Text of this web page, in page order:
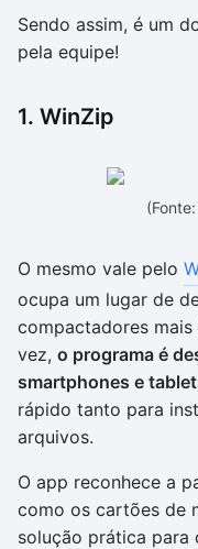
Sendo assim, é um
pela equipe!
1. WinZip
O mesmo vale pelo
ocupa um lugar de
compactadores
vez, o programa é
smartphones e
rápido tanto para
arquivos.
O app reconhece a
como os cartões de
solução prática para